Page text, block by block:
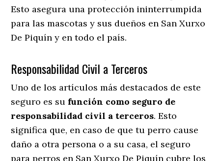
Esto asegura una protección ininterrumpida
para las mascotas y sus dueños en San Xurxo
De Piquín y en todo el país.
Responsabilidad Civil a Terceros
Uno de los artículos más destacados de este
seguro es su función como seguro de
responsabilidad civil a terceros. Esto
significa que, en caso de que tu perro cause
daño a otra persona o a su casa, el seguro
para perros en San Xurxo De Piquín cubre los